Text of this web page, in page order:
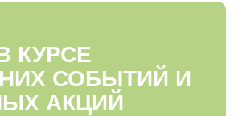
КУРСЕ
СОБЫТИЙ И
АКЦИЙ